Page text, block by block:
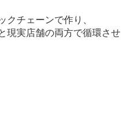
クチェーンで作り、
現実店舗の両方で循環させ